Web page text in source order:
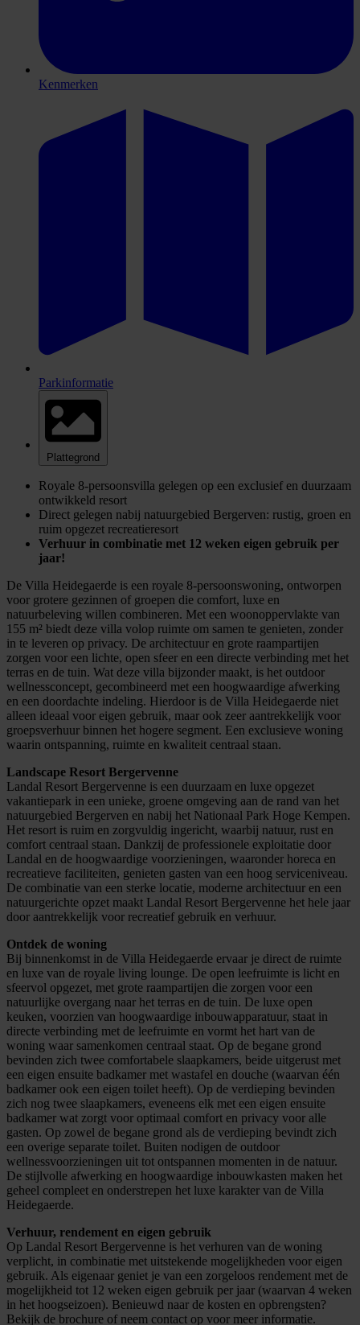
Kenmerken
Parkinformatie
Plattegrond
Royale 8-persoonsvilla gelegen op een exclusief en duurzaam
ontwikkeld resort
Direct gelegen nabij natuurgebied Bergerven: rustig, groen en
ruim opgezet recreatieresort
Verhuur in combinatie met 12 weken eigen gebruik per
jaar!
De Villa Heidegaerde is een royale 8-persoonswoning, ontworpen
voor grotere gezinnen of groepen die comfort, luxe en
natuurbeleving willen combineren. Met een woonoppervlakte van
155 m² biedt deze villa volop ruimte om samen te genieten, zonder
in te leveren op privacy. De architectuur en grote raampartijen
zorgen voor een lichte, open sfeer en een directe verbinding met het
terras en de tuin. Wat deze villa bijzonder maakt, is het outdoor
wellnessconcept, gecombineerd met een hoogwaardige afwerking
en een doordachte indeling. Hierdoor is de Villa Heidegaerde niet
alleen ideaal voor eigen gebruik, maar ook zeer aantrekkelijk voor
groepsverhuur binnen het hogere segment. Een exclusieve woning
waarin ontspanning, ruimte en kwaliteit centraal staan.
Landscape Resort Bergervenne
Landal Resort Bergervenne is een duurzaam en luxe opgezet
vakantiepark in een unieke, groene omgeving aan de rand van het
natuurgebied Bergerven en nabij het Nationaal Park Hoge Kempen.
Het resort is ruim en zorgvuldig ingericht, waarbij natuur, rust en
comfort centraal staan. Dankzij de professionele exploitatie door
Landal en de hoogwaardige voorzieningen, waaronder horeca en
recreatieve faciliteiten, genieten gasten van een hoog serviceniveau.
De combinatie van een sterke locatie, moderne architectuur en een
natuurgerichte opzet maakt Landal Resort Bergervenne het hele jaar
door aantrekkelijk voor recreatief gebruik en verhuur.
Ontdek de woning
Bij binnenkomst in de Villa Heidegaerde ervaar je direct de ruimte
en luxe van de royale living lounge. De open leefruimte is licht en
sfeervol opgezet, met grote raampartijen die zorgen voor een
natuurlijke overgang naar het terras en de tuin. De luxe open
keuken, voorzien van hoogwaardige inbouwapparatuur, staat in
directe verbinding met de leefruimte en vormt het hart van de
woning waar samenkomen centraal staat. Op de begane grond
bevinden zich twee comfortabele slaapkamers, beide uitgerust met
een eigen ensuite badkamer met wastafel en douche (waarvan één
badkamer ook een eigen toilet heeft). Op de verdieping bevinden
zich nog twee slaapkamers, eveneens elk met een eigen ensuite
badkamer wat zorgt voor optimaal comfort en privacy voor alle
gasten. Op zowel de begane grond als de verdieping bevindt zich
een overige separate toilet. Buiten nodigen de outdoor
wellnessvoorzieningen uit tot ontspannen momenten in de natuur.
De stijlvolle afwerking en hoogwaardige inbouwkasten maken het
geheel compleet en onderstrepen het luxe karakter van de Villa
Heidegaerde.
Verhuur, rendement en eigen gebruik
Op Landal Resort Bergervenne is het verhuren van de woning
verplicht, in combinatie met uitstekende mogelijkheden voor eigen
gebruik. Als eigenaar geniet je van een zorgeloos rendement met de
mogelijkheid tot 12 weken eigen gebruik per jaar (waarvan 4 weken
in het hoogseizoen). Benieuwd naar de kosten en opbrengsten?
Bekijk de brochure of neem contact op voor meer informatie.